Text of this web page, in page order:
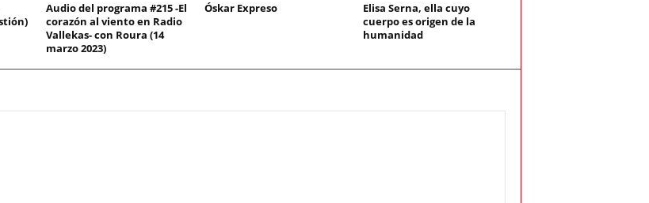
Audio del programa #215 -El
corazón al viento en Radio
Vallekas- con Roura (14
marzo 2023)
Óskar Expreso
Elisa Serna, ella cuyo
cuerpo es origen de la
humanidad